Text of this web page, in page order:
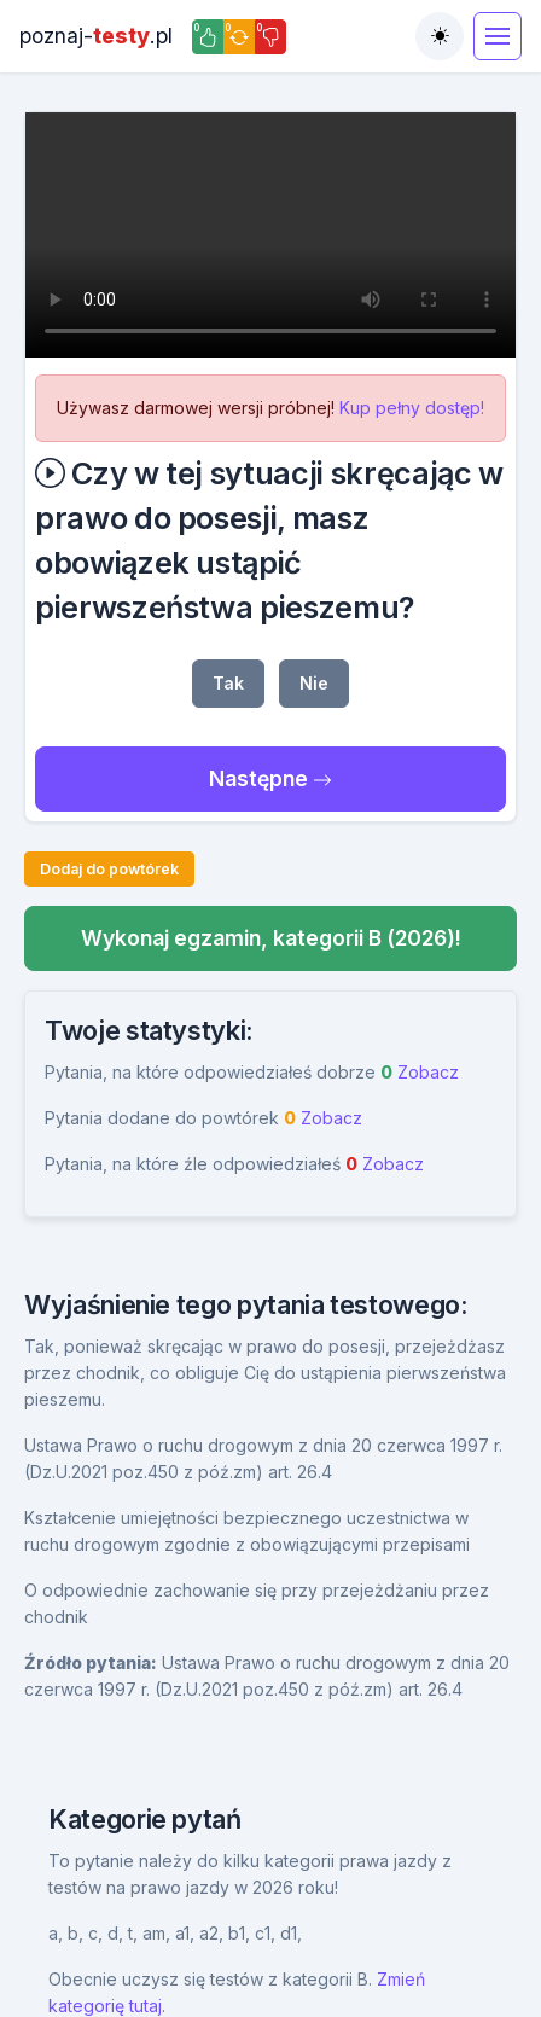
poznaj-testy.pl 0 0 0
Toggle
Używasz darmowej wersji próbnej! Kup pełny dostęp!
Czy w tej sytuacji skręcając w
prawo do posesji, masz
obowiązek ustąpić
pierwszeństwa pieszemu?
Tak Nie
Następne
Dodaj do powtórek
Wykonaj egzamin, kategorii B (2026)!
Twoje statystyki:
Pytania, na które odpowiedziałeś dobrze 0 Zobacz
Pytania dodane do powtórek 0 Zobacz
Pytania, na które źle odpowiedziałeś 0 Zobacz
Wyjaśnienie tego pytania testowego:
Tak, ponieważ skręcając w prawo do posesji, przejeżdżasz
przez chodnik, co obliguje Cię do ustąpienia pierwszeństwa
pieszemu.
Ustawa Prawo o ruchu drogowym z dnia 20 czerwca 1997 r.
(Dz.U.2021 poz.450 z póź.zm) art. 26.4
Kształcenie umiejętności bezpiecznego uczestnictwa w
ruchu drogowym zgodnie z obowiązującymi przepisami
O odpowiednie zachowanie się przy przejeżdżaniu przez
chodnik
Źródło pytania: Ustawa Prawo o ruchu drogowym z dnia 20
czerwca 1997 r. (Dz.U.2021 poz.450 z póź.zm) art. 26.4
Kategorie pytań
To pytanie należy do kilku kategorii prawa jazdy z
testów na prawo jazdy w 2026 roku!
a, b, c, d,t, am, a1, a2, b1, c1, d1,
Obecnie uczysz się testów z kategorii B. Zmień
kategorię tutaj.